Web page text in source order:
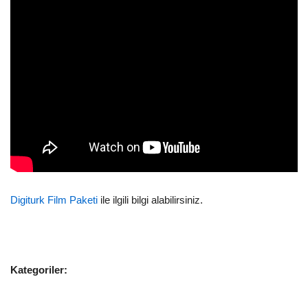
Digiturk Film Paketi ile ilgili bilgi alabilirsiniz.
Kategoriler: